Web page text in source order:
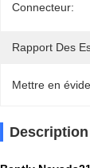
Connecteur:
Rapport Des
Mettre en